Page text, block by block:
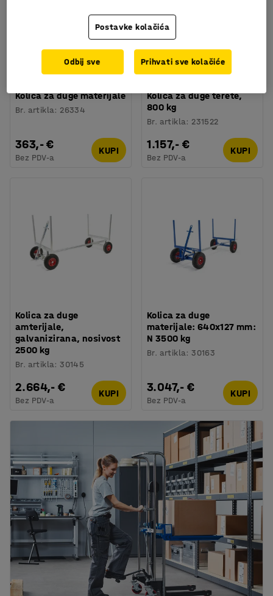
Kolica za duge materijale
Br. artikla: 26334
363,- €
Bez PDV-a
KUPI
Kolica za duge terete,
800 kg
Br. artikla: 231522
1.157,- €
Bez PDV-a
KUPI
Kolica za duge
amterijale,
galvanizirana, nosivost
2500 kg
Br. artikla:30145
2.664,- €
Bez PDV-a
KUPI
Kolica za duge
materijale: 640x127 mm:
N 3500 kg
Br. artikla:30163
3.047,- €
Bez PDV-a
KUPI
Postavke kolačića
Odbij sve Prihvati sve kolačiće